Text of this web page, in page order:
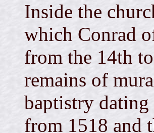
Inside the
which Conrad
from the 14th
remains of
baptistry dating
from 1518 and